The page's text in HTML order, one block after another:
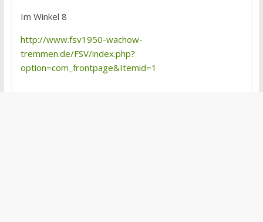
Im Winkel 8
http://www.fsv1950-wachow-
tremmen.de/FSV/index.php?
option=com_frontpage&Itemid=1